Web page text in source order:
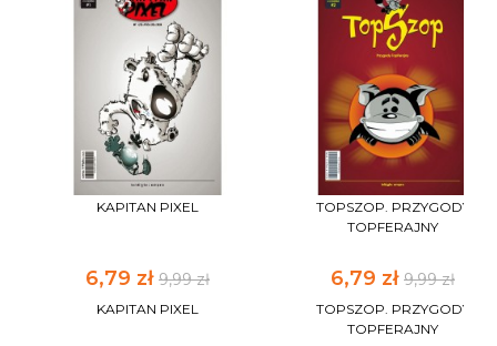
KAPITAN PIXEL
6,79 zł 9,99 zł
KAPITAN PIXEL
TOPSZOP. PRZYGODY
TOPFERAJNY
6,79 zł 9,99 zł
TOPSZOP. PRZYGODY
TOPFERAJNY